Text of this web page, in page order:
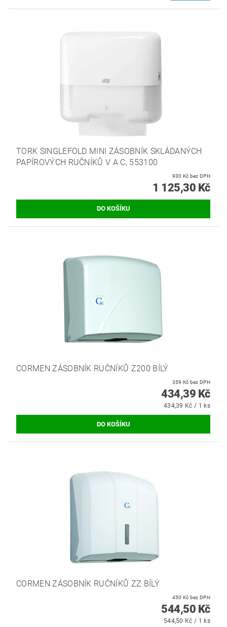
TORK SINGLEFOLD MINI ZÁSOBNÍK SKLÁDANÝCH
PAPÍROVÝCH RUČNÍKŮ V A C, 553100
930 Kč bez DPH
1 125,30 Kč
CORMEN ZÁSOBNÍK RUČNÍKŮ Z200 BÍLÝ
359 Kč bez DPH
434,39 Kč
434,39 Kč / 1 ks
CORMEN ZÁSOBNÍK RUČNÍKŮ ZZ BÍLÝ
450 Kč bez DPH
544,50 Kč
544,50 Kč / 1 ks